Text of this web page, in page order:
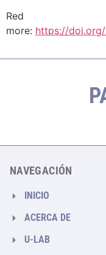
Red
more: https://doi.org/
NAVEGACIÓN
INICIO
ACERCA DE
U-LAB